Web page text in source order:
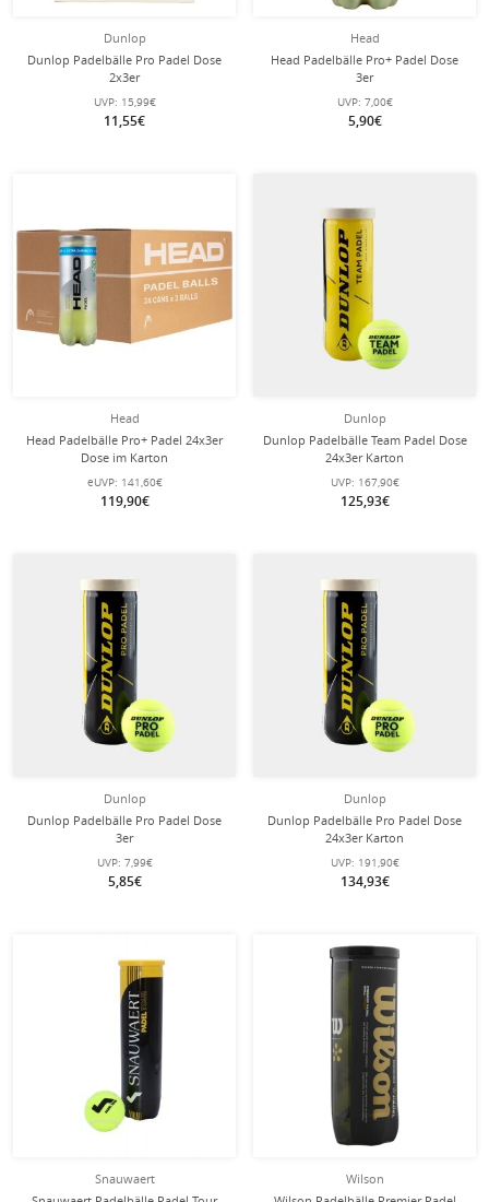
Dunlop
Dunlop Padelbälle Pro Padel Dose
2x3er
UVP: 15,99€
11,55€
Head
Head Padelbälle Pro+ Padel Dose
3er
UVP: 7,00€
5,90€
Head
Head Padelbälle Pro+ Padel 24x3er
Dose im Karton
eUVP: 141,60€
119,90€
Dunlop
Dunlop Padelbälle Team Padel Dose
24x3er Karton
UVP: 167,90€
125,93€
Dunlop
Dunlop Padelbälle Pro Padel Dose
3er
UVP: 7,99€
5,85€
Dunlop
Dunlop Padelbälle Pro Padel Dose
24x3er Karton
UVP: 191,90€
134,93€
Snauwaert
Wilson